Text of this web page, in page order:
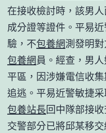
在接收檢討時，該男
成分證等證件。平易
驗，不包養網測發明
包養網員。經查，男
平區，因涉嫌電信收
追逃。平易近警敏捷
包養站長回中隊部接
交警部分已將邱某移